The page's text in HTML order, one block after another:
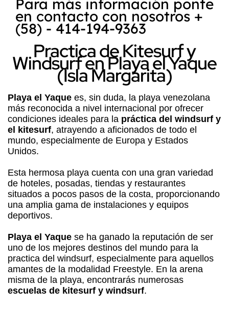
Para más información ponte
en contacto con nosotros +
(58) - 414-194-9363
Practica de Kitesurf y
Windsurf en Playa el Yaque
(Isla Margarita)
Playa el Yaque es, sin duda, la playa venezolana
más reconocida a nivel internacional por ofrecer
condiciones ideales para la práctica del windsurf y
el kitesurf, atrayendo a aficionados de todo el
mundo, especialmente de Europa y Estados
Unidos.
Esta hermosa playa cuenta con una gran variedad
de hoteles, posadas, tiendas y restaurantes
situados a pocos pasos de la costa, proporcionando
una amplia gama de instalaciones y equipos
deportivos.
Playa el Yaque se ha ganado la reputación de ser
uno de los mejores destinos del mundo para la
practica del windsurf, especialmente para aquellos
amantes de la modalidad Freestyle. En la arena
misma de la playa, encontrarás numerosas
escuelas de kitesurf y windsurf.